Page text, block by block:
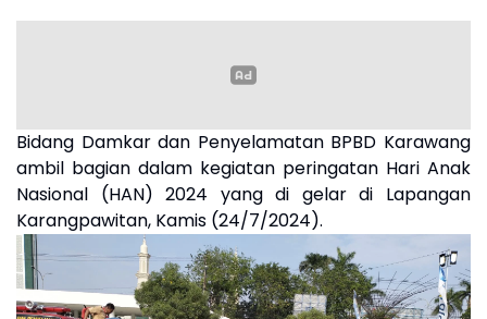
Bidang Damkar dan Penyelamatan BPBD Karawang
ambil bagian dalam kegiatan peringatan Hari Anak
Nasional (HAN) 2024 yang di gelar di Lapangan
Karangpawitan, Kamis (24/7/2024).